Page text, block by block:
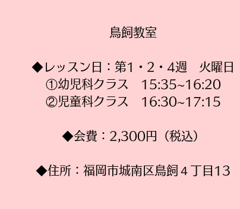
鳥飼教室
◆レッスン日：第1・2・4週 火曜日
①幼児科クラス 15:35~16:20
②児童科クラス 16:30~17:15
◆会費：2,300円（税込）
​◆住所：福岡市城南区鳥飼４丁目13